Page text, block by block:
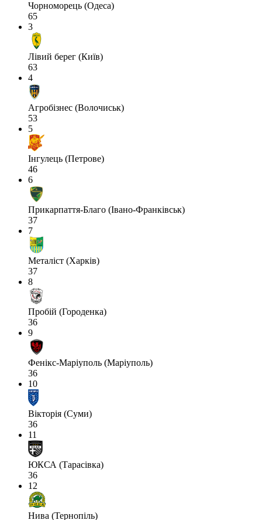
Чорноморець (Одеса)
65
3
Лівий берег (Київ)
63
4
Агробізнес (Волочиськ)
53
5
Інгулець (Петрове)
46
6
Прикарпаття-Благо (Івано-Франківськ)
37
7
Металіст (Харків)
37
8
Пробій (Городенка)
36
9
Фенікс-Маріуполь (Маріуполь)
36
10
Вікторія (Суми)
36
11
ЮКСА (Тарасівка)
36
12
Нива (Тернопіль)